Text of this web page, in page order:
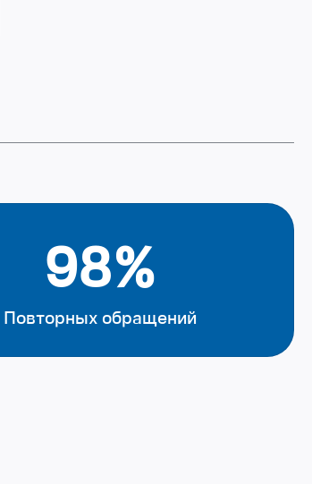
98%
Повторных обращений